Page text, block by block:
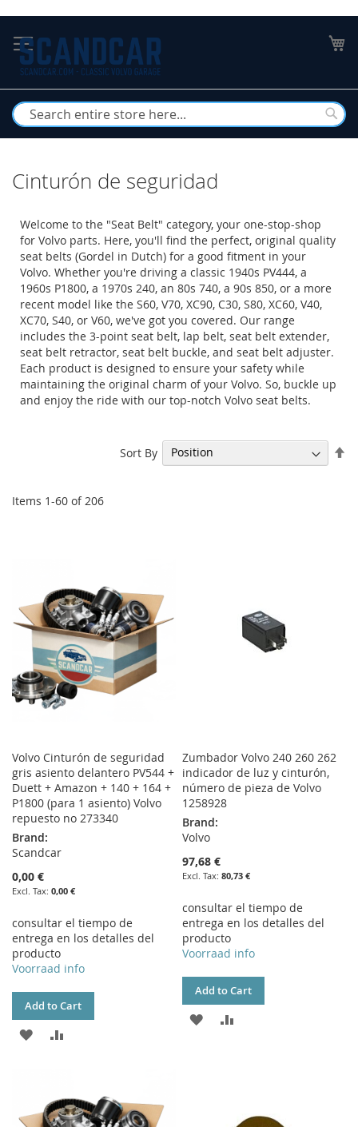
to
Content
Cinturón de seguridad
Welcome to the "Seat Belt" category, your one-stop-shop
for Volvo parts. Here, you'll find the perfect, original quality
seat belts (Gordel in Dutch) for a good fitment in your
Volvo. Whether you're driving a classic 1940s PV444, a
1960s P1800, a 1970s 240, an 80s 740, a 90s 850, or a more
recent model like the S60, V70, XC90, C30, S80, XC60, V40,
XC70, S40, or V60, we've got you covered. Our range
includes the 3-point seat belt, lap belt, seat belt extender,
seat belt retractor, seat belt buckle, and seat belt adjuster.
Each product is designed to ensure your safety while
maintaining the original charm of your Volvo. So, buckle up
and enjoy the ride with our top-notch Volvo seat belts.
Items 1-60 of206
Sort By
Volvo Cinturón de seguridad
gris asiento delantero PV544 +
Duett + Amazon + 140 + 164 +
P1800 (para 1 asiento) Volvo
repuesto no 273340
Brand:
Scandcar
0,00 €
0,00 €
consultar el tiempo de
entrega en los detalles del
producto
Voorraad info
Add to Cart
ADD
LIST
Zumbador Volvo 240 260 262
indicador de luz y cinturón,
número de pieza de Volvo
1258928
Brand:
Volvo
97,68 €
80,73 €
consultar el tiempo de
entrega en los detalles del
producto
Voorraad info
Add to Cart
ADD